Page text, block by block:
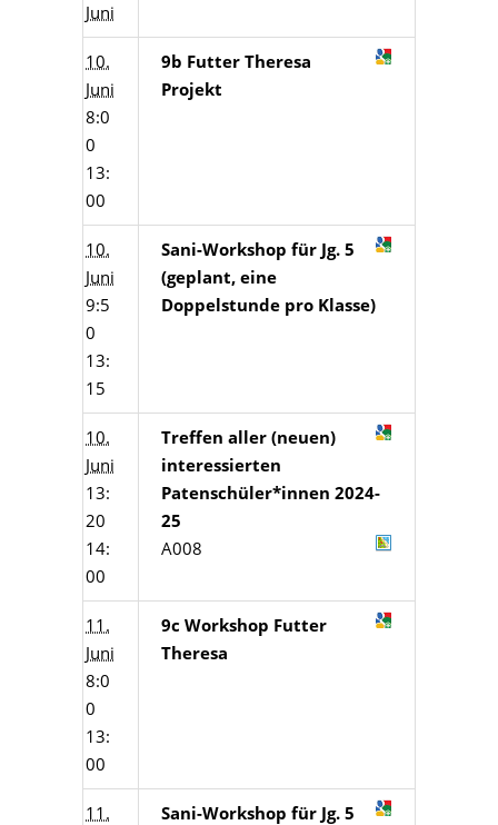
Juni
10.
Juni
8:0
0
13:
00
9b Futter Theresa
Projekt
10.
Juni
9:5
0
13:
15
Sani-Workshop für Jg. 5
(geplant, eine
Doppelstunde pro Klasse)
10.
Juni
13:
20
14:
00
Treffen aller (neuen)
interessierten
Patenschüler*innen 2024-
25
A008
11.
Juni
8:0
0
13:
00
9c Workshop Futter
Theresa
11.
Sani-Workshop für Jg. 5